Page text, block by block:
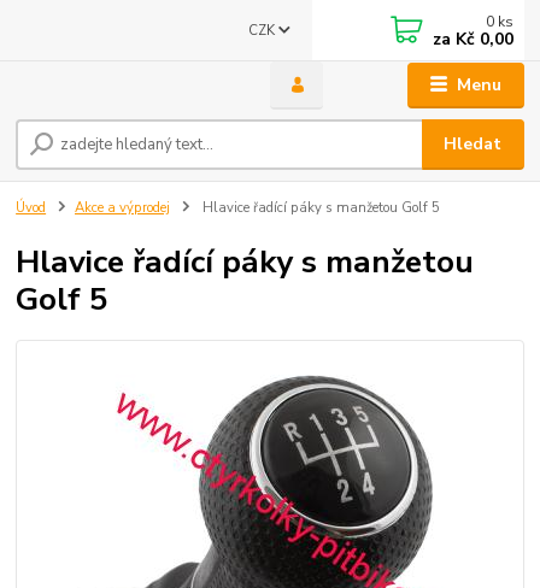
Menu
CZK
Hledat
0 ks
za Kč 0,00
Úvod Akce a výprodej Hlavice řadící páky s manžetou Golf 5
Hlavice řadící páky s manžetou
Golf 5